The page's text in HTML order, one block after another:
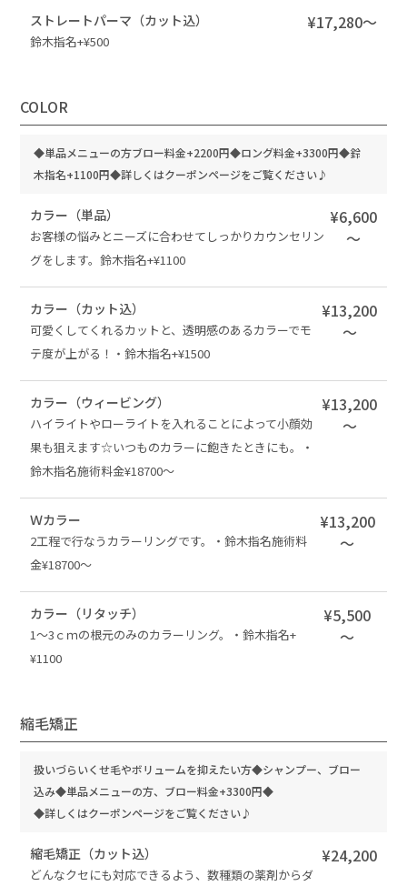
ストレートパーマ（カット込）
鈴木指名+¥500
¥17,280～
COLOR
◆単品メニューの方ブロー料金+2200円◆ロング料金+3300円◆鈴
木指名+1100円◆詳しくはクーポンページをご覧ください♪
カラー（単品）
お客様の悩みとニーズに合わせてしっかりカウンセリン
グをします。鈴木指名+¥1100
¥6,600
～
カラー（カット込）
可愛くしてくれるカットと、透明感のあるカラーでモ
テ度が上がる！・鈴木指名+¥1500
¥13,200
～
カラー（ウィービング）
ハイライトやローライトを入れることによって小顔効
果も狙えます☆いつものカラーに飽きたときにも。・
鈴木指名施術料金¥18700〜
¥13,200
～
Ｗカラー
2工程で行なうカラーリングです。・鈴木指名施術料
金¥18700〜
¥13,200
～
カラー（リタッチ）
1～3ｃｍの根元のみのカラーリング。・鈴木指名+
¥1100
¥5,500
～
縮毛矯正
扱いづらいくせ毛やボリュームを抑えたい方◆シャンプー、ブロー
込み◆単品メニューの方、ブロー料金+3300円◆
◆詳しくはクーポンページをご覧ください♪
縮毛矯正（カット込）
どんなクセにも対応できるよう、数種類の薬剤からダ
¥24,200